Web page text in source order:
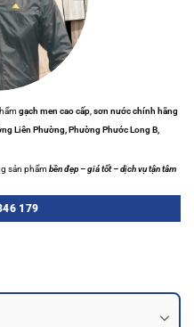
gạch men cao cấp,sơn nước chính hãng
Liên Phường, Phường Phước Long B,
sản phẩmbền đẹp – giá tốt – dịch vụ tận tâm
179